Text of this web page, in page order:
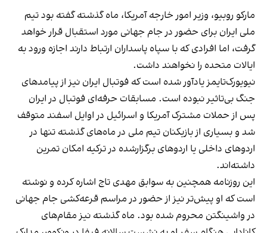
مارکو روبیو، وزیر امور خارجه آمریکا، ماه گذشته گفته بود تیم
ملی ایران برای حضور در جام جهانی مورد استقبال قرار خواهد
گرفت، اما افرادی که با سپاه پاسداران ارتباط دارند اجازه ورود به
ایالات متحده را نخواهند داشت.
نیویورک‌تایمز یادآور شده است که فوتبال ایران نیز از پیامدهای
جنگ بی‌تاثیر نبوده است. مسابقات حرفه‌ای فوتبال در ایران
پس از حملات مشترک آمریکا و اسرائیل در اوایل اسفند متوقف
شد و بسیاری از بازیکنان تیم ملی در ماه‌های گذشته تنها در
اردوهای داخلی یا اردوهای برگزارشده در ترکیه امکان تمرین
داشته‌اند.
این روزنامه همچنین به سوابق مهدی تاج اشاره کرده و نوشته
است که او پیش‌تر نیز از حضور در مراسم قرعه‌کشی جام جهانی
در واشینگتن محروم شده بود. ماه گذشته نیز مقام‌های